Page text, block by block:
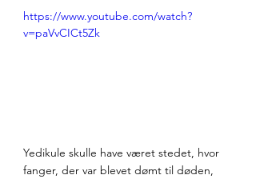
https://www.youtube.com/watch?
v=paVvCICt5Zk
Yedikule skulle have været stedet, hvor
fanger, der var blevet dømt til døden,